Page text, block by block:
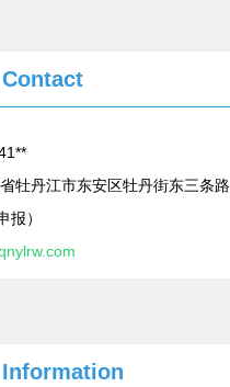
Contact
牡丹江市东安区牡丹街东三条路
报）
Information